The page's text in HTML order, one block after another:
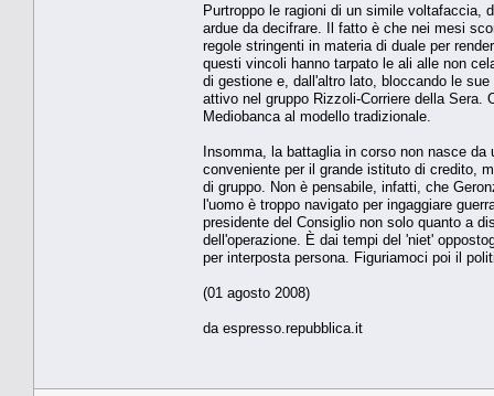
Purtroppo le ragioni di un simile voltafaccia,
ardue da decifrare. Il fatto è che nei mesi
regole stringenti in materia di duale per
questi vincoli hanno tarpato le ali alle non
di gestione e, dall'altro lato, bloccando le
attivo nel gruppo Rizzoli-Corriere della Sera.
Mediobanca al modello tradizionale.
Insomma, la battaglia in corso non nasce
conveniente per il grande istituto di credito,
di gruppo. Non è pensabile, infatti, che
l'uomo è troppo navigato per ingaggiare
presidente del Consiglio non solo quanto a
dell'operazione. È dai tempi del 'niet'
per interposta persona. Figuriamoci poi il
(01 agosto 2008)
da espresso.repubblica.it